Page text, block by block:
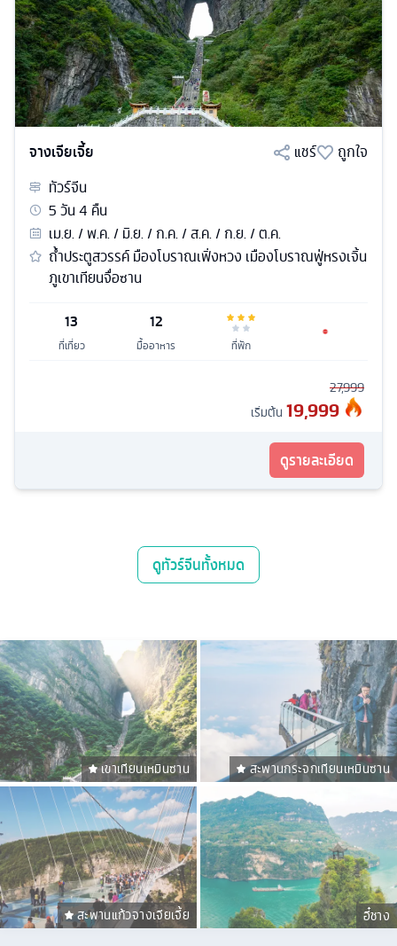
จางเจียเจี้ย แชร์
ถูกใจ
ทัวร์จีน
5วัน4 คืน
เม.ย. / พ.ค. / มิ.ย. / ก.ค. / ส.ค. / ก.ย. / ต.ค.
ถ้ำประตูสวรรค์ มืองโบราณเฟิ่งหวง เมืองโบราณฟู่หรงเจิ้น
ภูเขาเทียนจื่อซาน
13
ที่เที่ยว
12
มื้ออาหาร ที่พัก
27,999
เริ่มต้น 19,999
ดูรายละเอียด
ดูทัวร์จีนทั้งหมด
เขาเทียนเหมินซาน สะพานกระจกเทียนเหมินซาน
สะพานแก้วจางเจียเจี้ย อี๋ชาง